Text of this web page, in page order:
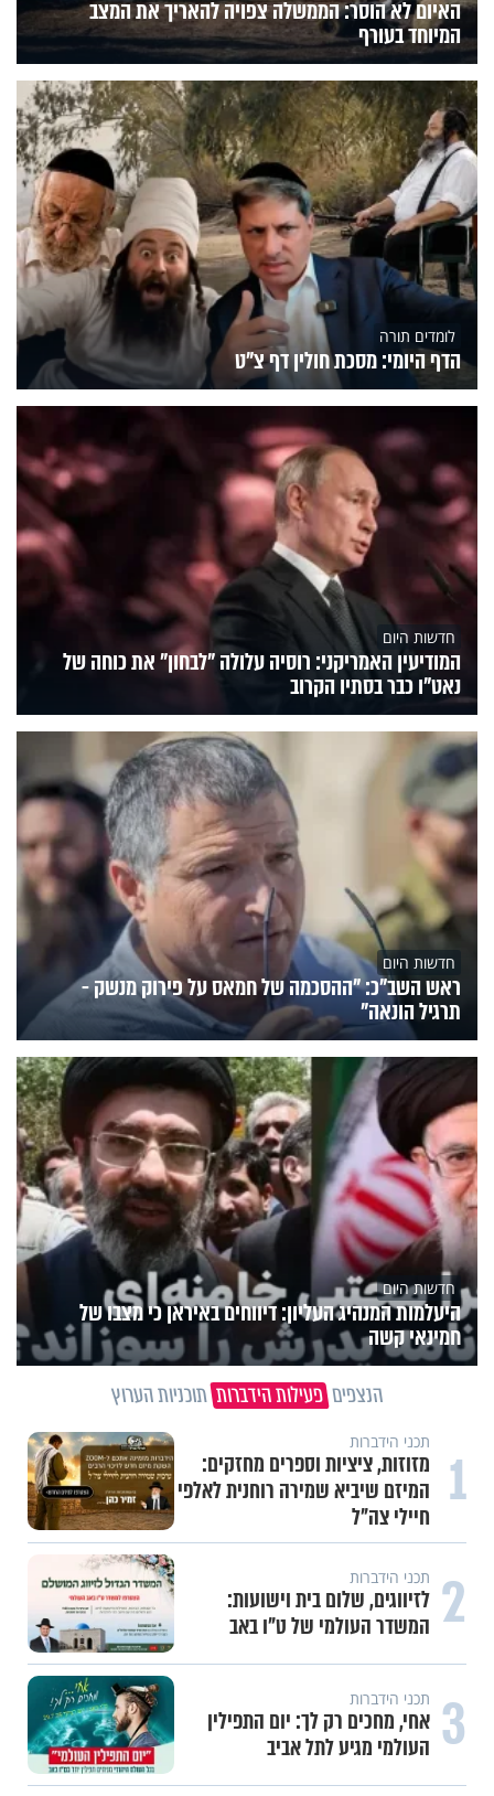
האיום לא הוסר: הממשלה צפויה להאריך את המצב
המיוחד בעורף
לומדים תורה
הדף היומי: מסכת חולין דף צ"ט
חדשות היום
המודיעין האמריקני: רוסיה עלולה "לבחון" את כוחה של
נאט"ו כבר בסתיו הקרוב
חדשות היום
ראש השב"כ: "ההסכמה של חמאס על פירוק מנשק -
תרגיל הונאה"
חדשות היום
היעלמות המנהיג העליון: דיווחים באיראן כי מצבו של
חמינאי קשה
הנצפים פעילות הידברות תוכניות הערוץ
1 תכני הידברות
מזוזות, ציציות וספרים מחזקים:
המיזם שיביא שמירה רוחנית לאלפי
חיילי צה"ל
2 תכני הידברות
לזיווגים, שלום בית וישועות:
המשדר העולמי של ט"ו באב
3 תכני הידברות
אחי, מחכים רק לך: יום התפילין
העולמי מגיע לתל אביב